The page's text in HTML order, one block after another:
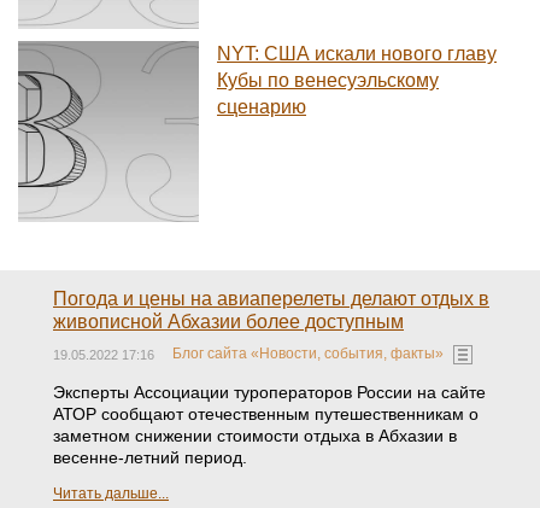
NYT: США искали нового главу
Кубы по венесуэльскому
сценарию
Погода и цены на авиаперелеты делают отдых в
живописной Абхазии более доступным
19.05.2022 17:16 Блог сайта «Новости, события, факты»
Эксперты Ассоциации туроператоров России на сайте
АТОР сообщают отечественным путешественникам о
заметном снижении стоимости отдыха в Абхазии в
весенне-летний период.
Читать дальше...